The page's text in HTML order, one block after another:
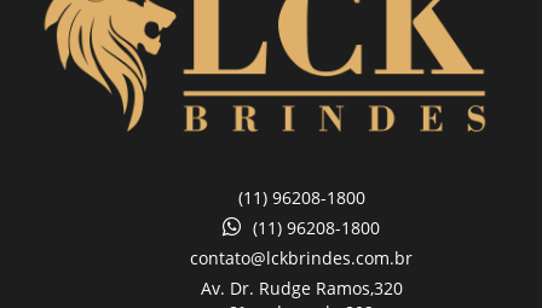
(11) 96208-1800
(11) 96208-1800
contato@lckbrindes.com.br
Av. Dr. Rudge Ramos,320